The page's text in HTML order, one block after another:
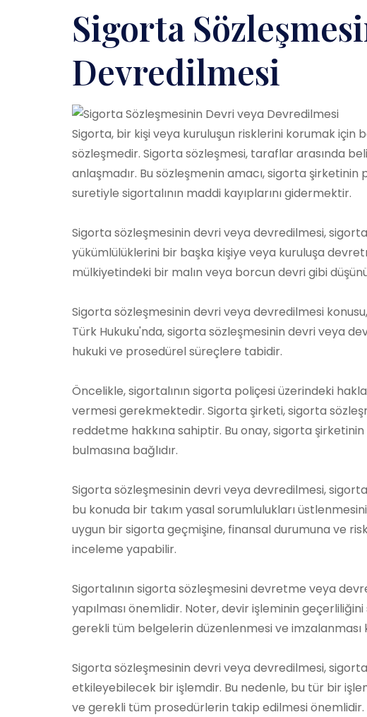
Sigorta
Devredilmesi
Sigorta, bir kişi veya kuruluşun risklerini korumak
sözleşmedir. Sigorta sözleşmesi, taraflar arasında
anlaşmadır. Bu sözleşmenin amacı, sigorta
suretiyle sigortalının maddi kayıplarını gidermektir.
Sigorta sözleşmesinin devri veya devredilmesi,
yükümlülüklerini bir başka kişiye veya kuruluşa
mülkiyetindeki bir malın veya borcun devri gibi
Sigorta sözleşmesinin devri veya devredilmesi
Türk Hukuku'nda, sigorta sözleşmesinin devri veya
hukuki ve prosedürel süreçlere tabidir.
Öncelikle, sigortalının sigorta poliçesi üzerindeki
vermesi gerekmektedir. Sigorta şirketi, sigorta
reddetme hakkına sahiptir. Bu onay, sigorta
bulmasına bağlıdır.
Sigorta sözleşmesinin devri veya devredilmesi,
bu konuda bir takım yasal sorumlulukları
uygun bir sigorta geçmişine, finansal durumuna ve
inceleme yapabilir.
Sigortalının sigorta sözleşmesini devretme veya
yapılması önemlidir. Noter, devir işleminin
gerekli tüm belgelerin düzenlenmesi ve imzalanması
Sigorta sözleşmesinin devri veya devredilmesi,
etkileyebilecek bir işlemdir. Bu nedenle, bu tür bir
ve gerekli tüm prosedürlerin takip edilmesi önemlidir.